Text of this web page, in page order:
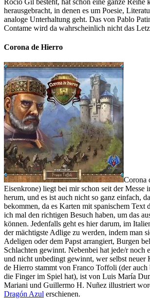
herausgebracht, in denen es um Poesie,
analoge Unterhaltung geht. Das von Pablo
Contame wird da wahrscheinlich nicht das
Corona de Hierro
Corona
Eisenkrone) liegt bei mir schon seit der Messe
herum, und es ist auch nicht so ganz einfach,
bekommen, da es Karten mit spanischem Text
ich mal den richtigen Besuch haben, um das
können. Jedenfalls geht es hier darum, im
der mächtigste Adlige zu werden, indem man
Adeligen oder dem Papst arrangiert, Burgen
Schlachten gewinnt. Nebenbei hat jede/r noch
und nicht unbedingt gewinnt, wer selbst
de Hierro stammt von Franco Toffoli (der auch
die Finger im Spiel hat), ist von Luis María
Mariani und Guillermo H. Nuñez illustriert
Dragón Azul erschienen.